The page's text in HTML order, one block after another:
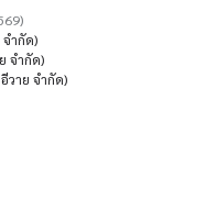
ำกัด)
จำกัด)
าย จำกัด)